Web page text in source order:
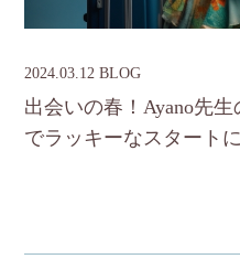
2024.03.12 BLOG
出会いの春！Ayano先
でラッキーなスタート